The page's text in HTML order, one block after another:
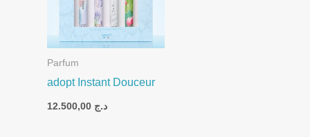
Parfum
adopt Instant Douceur
د.ج